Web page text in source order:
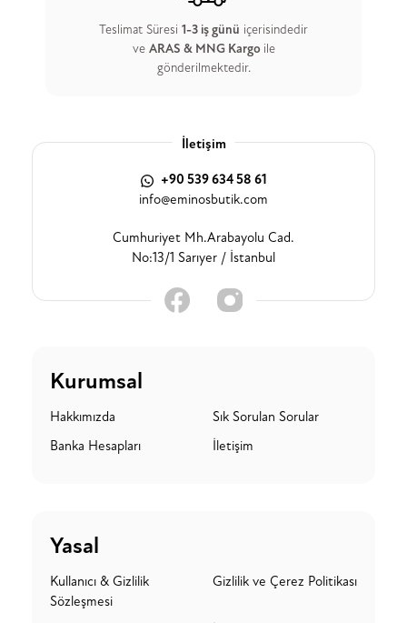
Teslimat Süresi 1-3 iş günü içerisindedir
ve ARAS & MNG Kargo ile
gönderilmektedir.
İletişim
+90 539 634 58 61
info@eminosbutik.com
Cumhuriyet Mh.Arabayolu Cad.
No:13/1 Sarıyer / İstanbul
Kurumsal
Hakkımızda
Sık Sorulan Sorular
Banka Hesapları
İletişim
Yasal
Kullanıcı & Gizlilik
Sözleşmesi
Gizlilik ve Çerez Politikası